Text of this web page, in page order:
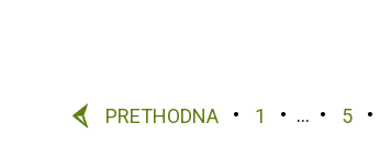
PRETHODNA 1 … 5